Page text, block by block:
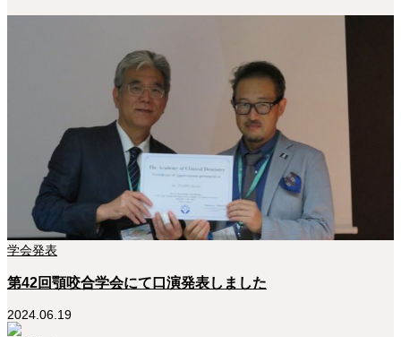
学会発表
第42回顎咬合学会にて口演発表しました
2024.06.19